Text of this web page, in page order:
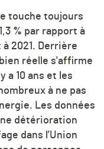
touche toujours
% par rapport à
2021. Derrière
réelle s'affirme
a 10 ans et les
à ne pas
Les données
détérioration
dans l’Union